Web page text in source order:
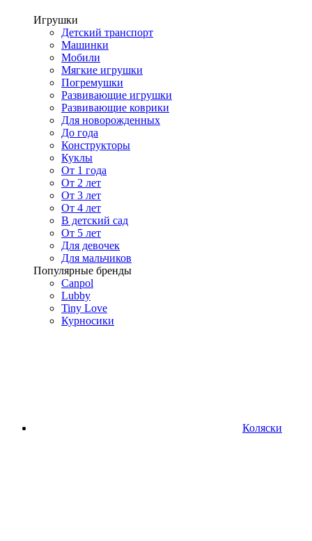
Игрушки
Детский транспорт
Машинки
Мобили
Мягкие игрушки
Погремушки
Развивающие игрушки
Развивающие коврики
Для новорожденных
До года
Конструкторы
Куклы
От 1 года
От 2 лет
От 3 лет
От 4 лет
В детский сад
От 5 лет
Для девочек
Для мальчиков
Популярные бренды
Canpol
Lubby
Tiny Love
Курносики
Коляски